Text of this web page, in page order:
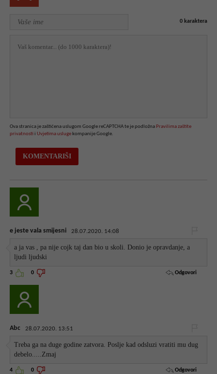
0 karaktera
Ova stranica je zaštićena uslugom Google reCAPTCHA te je podložna Pravilima zaštite
privatnosti i Uvjetima usluge kompanije Google.
e jeste vala smijesni 28.07.2020. 14:08
a ja vas , pa nije cojk taj dan bio u skoli. Donio je opravdanje, a
ljudi ljudski
3 0 Odgovori
Abc 28.07.2020. 13:51
Treba ga na duge godine zatvora. Poslje kad odsluzi vratiti mu dug
debelo.....Zmaj
4 0 Odgovori